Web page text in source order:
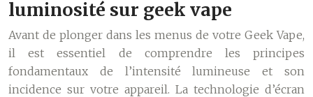
luminosité sur geek vape
Avant de plonger dans les menus de votre Geek Vape,
il est essentiel de comprendre les principes
fondamentaux de l’intensité lumineuse et son
incidence sur votre appareil. La technologie d’écran